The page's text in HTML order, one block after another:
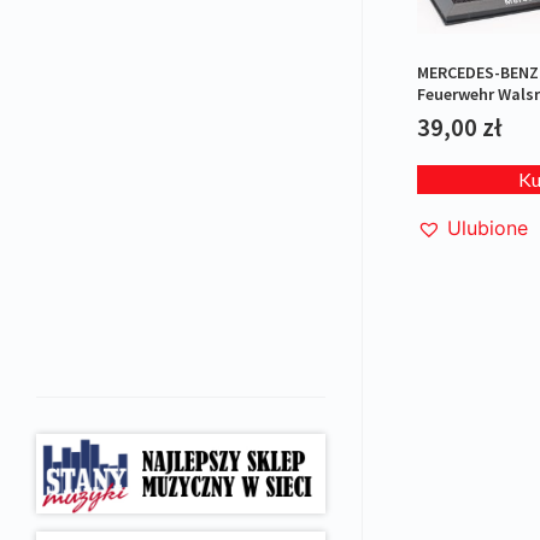
MERCEDES-
Feuerwehr
pożarna
39,00 zł
Ulubione